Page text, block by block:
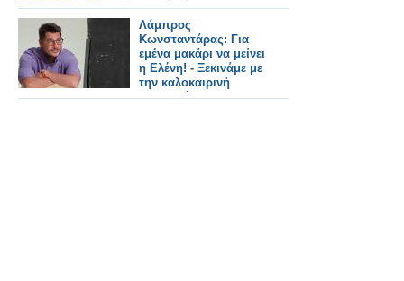
Λάμπρος
Κωνσταντάρας: Για
εμένα μακάρι να μείνει
η Ελένη! - Ξεκινάμε με
την καλοκαιρινή
εκπομπή στις 7